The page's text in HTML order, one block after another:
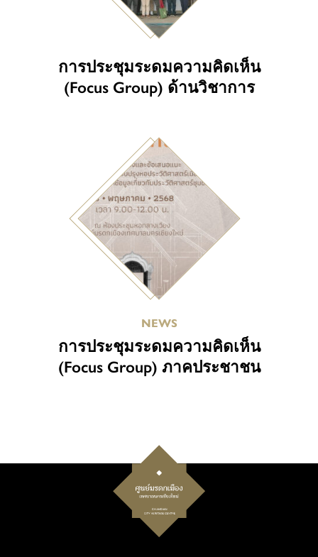
การประชุมระดมความคิดเห็น
(Focus Group) ด้านวิชาการ
NEWS
การประชุมระดมความคิดเห็น
(Focus Group) ภาคประชาชน